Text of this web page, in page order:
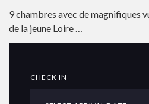
9 chambres avec de magnifiques
de la jeune Loire …
CHECK IN